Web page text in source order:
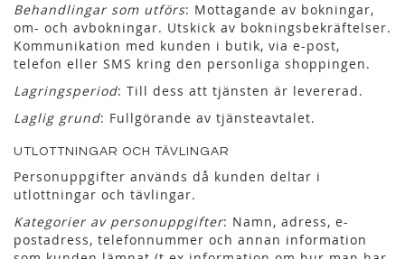
Behandlingar som utförs: Mottagande av bokningar,
om- och avbokningar. Utskick av bokningsbekräftelser.
Kommunikation med kunden i butik, via e-post,
telefon eller SMS kring den personliga shoppingen.
Lagringsperiod: Till dess att tjänsten är levererad.
Laglig grund: Fullgörande av tjänsteavtalet.
UTLOTTNINGAR OCH TÄVLINGAR
Personuppgifter används då kunden deltar i
utlottningar och tävlingar.
Kategorier av personuppgifter: Namn, adress, e-
postadress, telefonnummer och annan information